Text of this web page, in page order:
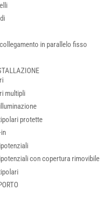
in parallelo fisso
multipli
protette
con copertura rimovibile